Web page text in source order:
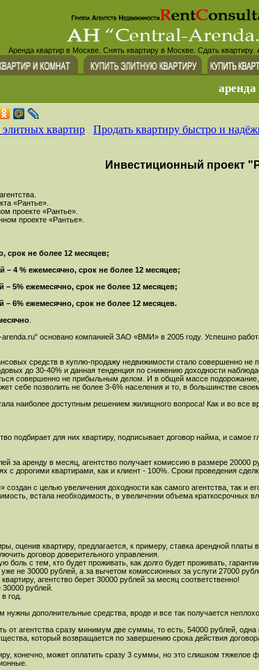
Аренда квартир в Москве. Снять квартиру в Москве. Сдать квартиру.
элитных квартир Продать квартиру быстро и
Инвестиционный проект
«Рантье».
проекте «Рантье».
проекте «Рантье».
срок не более 12 месяцев;
– 4 % ежемесячно, срок не более 12 месяцев;
– 5% ежемесячно, срок не более 12 месяцев;
– 6% ежемесячно, срок не более 12 месяцев.
основано компанией ЗАО «ВМИ» в 2005 году. Успешно
средств в куплю-продажу недвижимости стало совершенно не
до 30-40% и данная тенденция по снижению доходности
совершенно не прибыльным делом. И в общей массе подорожание,
себе позволить не более 3-6% населения и то, в большинстве
наиболее доступным решением жилищного вопроса! Как и во все
подбирает для них квартиру, подписывает договор найма, и самое
за аренду в месяц, агентство получает комиссию в размере 20000
с дорогими квартирами, как и клиент - 100%. Сроки проведения
создан с целью увеличения доходности как самого агентства, так и
встала необходимость, в увеличении объема краткосрочных
оценив квартиру, предлагается, к примеру, ставка арендной платы
договор доверительного управления.
боль с тем, кто будет проживать, как долго будет проживать,
не 30000 рублей, а за вычетом комиссионных за услуги 27000
агентство берет 30000 рублей за месяц соответственно!
рублей.
год.
нужны дополнительные средства, вроде и все так получается
от агентства сразу минимум две суммы, то есть, 54000 рублей,
который возвращается по завершению срока действия
конечно, может оплатить сразу 3 суммы, но это слишком тяжелое